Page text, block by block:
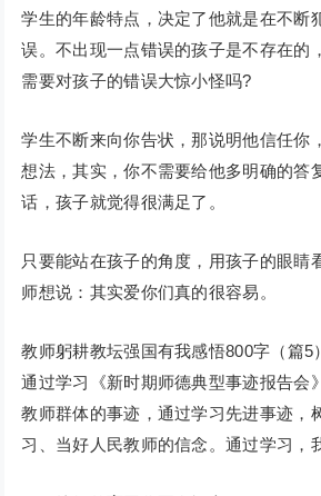
学生的年龄特点，决定了他就是在不断
误。不出现一点错误的孩子是不存在的
需要对孩子的错误大惊小怪吗?
学生不断来向你告状，那说明他信任你
想法，其实，你不需要给他多明确的答
话，孩子就觉得很满足了。
只要能站在孩子的角度，用孩子的眼睛
师想说：其实爱你们真的很容易。
教师躬耕教坛强国有我感悟800字（篇5）
通过学习《新时期师德典型事迹报告会
教师群体的事迹，通过学习先进事迹，
习、当好人民教师的信念。通过学习，